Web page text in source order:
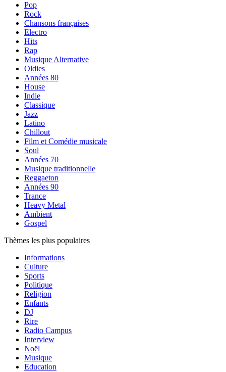
Pop
Rock
Chansons françaises
Electro
Hits
Rap
Musique Alternative
Oldies
Années 80
House
Indie
Classique
Jazz
Latino
Chillout
Film et Comédie musicale
Soul
Années 70
Musique traditionnelle
Reggaeton
Années 90
Trance
Heavy Metal
Ambient
Gospel
Thèmes les plus populaires
Informations
Culture
Sports
Politique
Religion
Enfants
DJ
Rire
Radio Campus
Interview
Noël
Musique
Education